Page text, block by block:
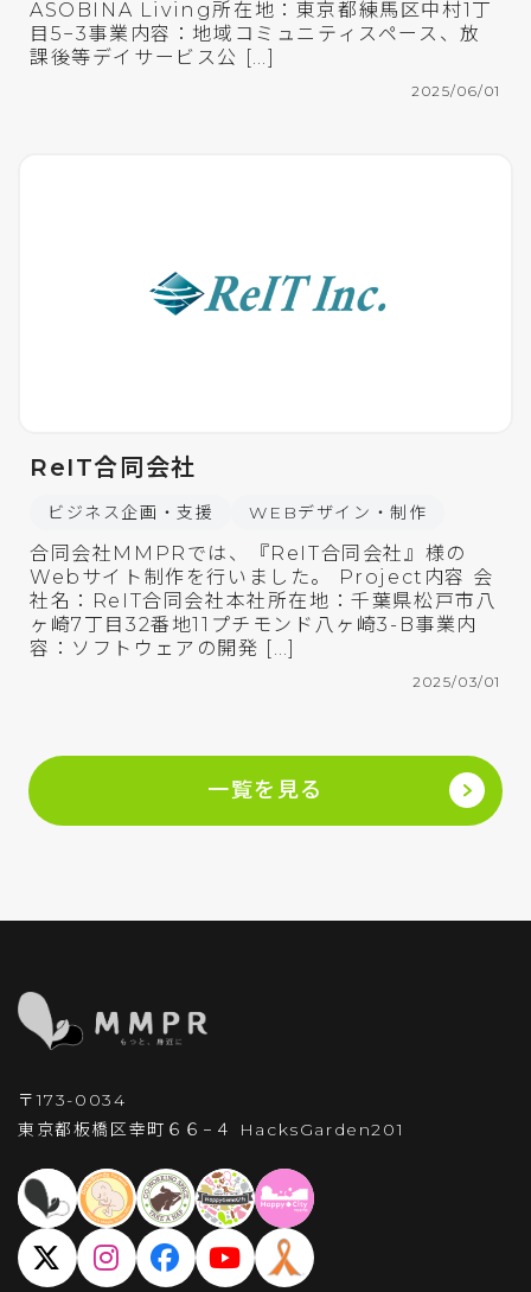
ASOBINA Living所在地：東京都練馬区中村1丁
目5−3事業内容：地域コミュニティスペース、放
課後等デイサービス公 […]
2025/06/01
ReIT合同会社
ビジネス企画・支援 WEBデザイン・制作
合同会社MMPRでは、『ReIT合同会社』様の
Webサイト制作を行いました。 Project内容 会
社名：ReIT合同会社本社所在地：千葉県松戸市八
ヶ崎7丁目32番地11プチモンド八ヶ崎3-B事業内
容：ソフトウェアの開発 […]
2025/03/01
一覧を見る
〒173-0034
東京都板橋区幸町６６−４
HacksGarden201